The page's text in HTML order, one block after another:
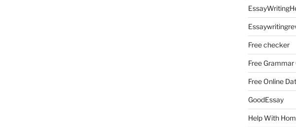
Free checker
Free
Free Online
GoodEssay
Help With